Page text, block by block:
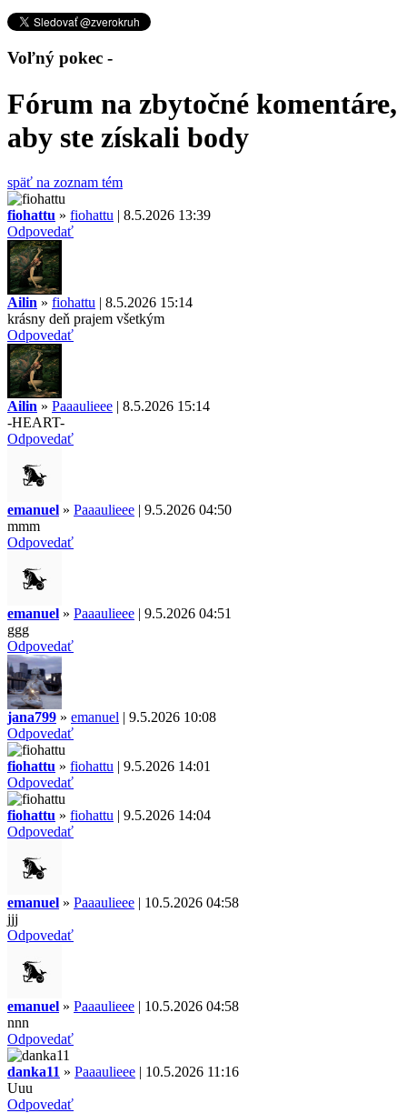
Voľný pokec -
Fórum na zbytočné komentáre,
aby ste získali body
späť na zoznam tém
fiohattu » fiohattu | 8.5.2026 13:39
Odpovedať
Ailin » fiohattu | 8.5.2026 15:14
krásny deň prajem všetkým
Odpovedať
Ailin » Paaaulieee | 8.5.2026 15:14
-HEART-
Odpovedať
emanuel » Paaaulieee | 9.5.2026 04:50
mmm
Odpovedať
emanuel » Paaaulieee | 9.5.2026 04:51
ggg
Odpovedať
jana799 » emanuel | 9.5.2026 10:08
Odpovedať
fiohattu » fiohattu | 9.5.2026 14:01
Odpovedať
fiohattu » fiohattu | 9.5.2026 14:04
Odpovedať
emanuel » Paaaulieee | 10.5.2026 04:58
jjj
Odpovedať
emanuel » Paaaulieee | 10.5.2026 04:58
nnn
Odpovedať
danka11 » Paaaulieee | 10.5.2026 11:16
Uuu
Odpovedať